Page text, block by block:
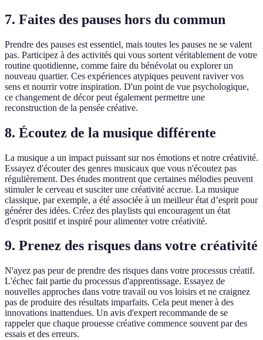
7. Faites des pauses hors du commun
Prendre des pauses est essentiel, mais toutes les pauses ne se valent
pas. Participez à des activités qui vous sortent véritablement de votre
routine quotidienne, comme faire du bénévolat ou explorer un
nouveau quartier. Ces expériences atypiques peuvent raviver vos
sens et nourrir votre inspiration. D'un point de vue psychologique,
ce changement de décor peut également permettre une
reconstruction de la pensée créative.
8. Écoutez de la musique différente
La musique a un impact puissant sur nos émotions et notre créativité.
Essayez d'écouter des genres musicaux que vous n'écoutez pas
régulièrement. Des études montrent que certaines mélodies peuvent
stimuler le cerveau et susciter une créativité accrue. La musique
classique, par exemple, a été associée à un meilleur état d’esprit pour
générer des idées. Créez des playlists qui encouragent un état
d'esprit positif et inspiré pour alimenter votre créativité.
9. Prenez des risques dans votre créativité
N'ayez pas peur de prendre des risques dans votre processus créatif.
L'échec fait partie du processus d'apprentissage. Essayez de
nouvelles approches dans votre travail ou vos loisirs et ne craignez
pas de produire des résultats imparfaits. Cela peut mener à des
innovations inattendues. Un avis d'expert recommande de se
rappeler que chaque prouesse créative commence souvent par des
essais et des erreurs.